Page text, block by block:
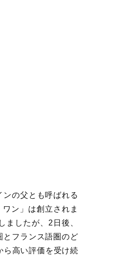
の父とも呼ばれる
ン」は創立されま
ましたが、2日後、
とフランス語圏のど
ら高い評価を受け続